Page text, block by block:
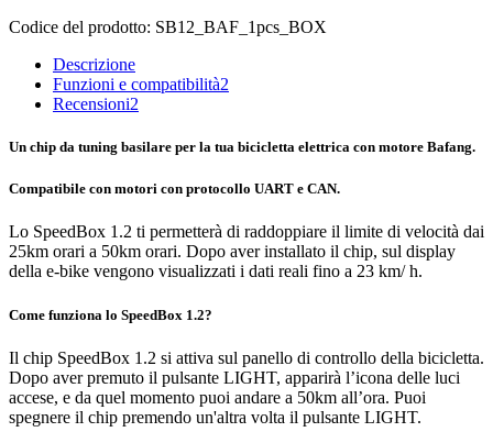
Codice del prodotto: SB12_BAF_1pcs_BOX
Descrizione
Funzioni e compatibilità2
Recensioni2
Un chip da tuning basilare per la tua bicicletta elettrica con motore Bafang.
Compatibile con motori con protocollo UART e CAN.
Lo SpeedBox 1.2 ti permetterà di raddoppiare il limite di velocità dai
25km orari a 50km orari. Dopo aver installato il chip, sul display
della e-bike vengono visualizzati i dati reali fino a 23 km/ h.
Come funziona lo SpeedBox 1.2?
Il chip SpeedBox 1.2 si attiva sul panello di controllo della bicicletta.
Dopo aver premuto il pulsante LIGHT, apparirà l’icona delle luci
accese, e da quel momento puoi andare a 50km all’ora. Puoi
spegnere il chip premendo un'altra volta il pulsante LIGHT.